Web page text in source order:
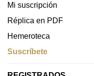
Mi suscripción
Réplica en PDF
Hemeroteca
Suscríbete